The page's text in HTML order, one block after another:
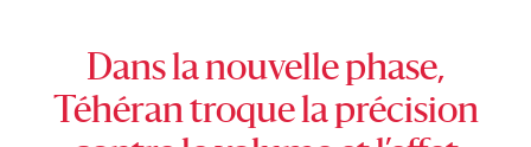
Dans la nouvelle phase,
Téhéran troque la précision